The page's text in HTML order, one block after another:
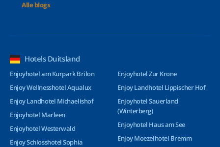
Alle blogs
Hotels Duitsland
Enjoyhotel am Kurpark Brilon
Enjoy Wellnesshotel Aqualux
Enjoy Landhotel Michaelishof
Enjoyhotel Marleen
Enjoyhotel Westerwald
Enjoy Schlosshotel Sophia
Enjoyhotel Zur Krone
Enjoy Landhotel Lippischer Hof
Enjoyhotel Sauerland
(Winterberg)
Enjoyhotel Haus am See
Enjoy Moezelhotel Bremm